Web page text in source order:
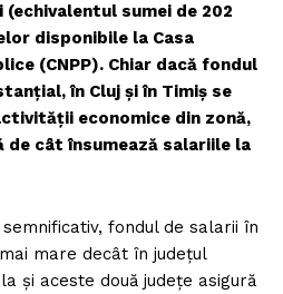
(echivalentul sumei de 202
disponibile la Casa
(CNPP). Chiar dacă fondul
în Cluj şi în Timiş se
economice din zonă,
cât însumează salariile la
fondul de salarii în
mare decât în judeţul
şi aceste două judeţe asigură